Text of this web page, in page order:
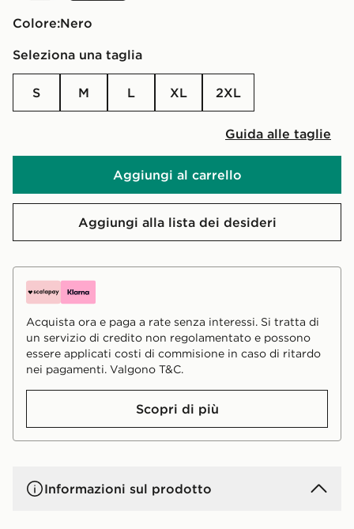
Colore:
nero
Seleziona una taglia
S M L XL 2XL
Guida alle taglie
Aggiungi al carrello
Aggiungi alla lista dei desideri
Acquista ora e paga a rate senza interessi. Si tratta di
un servizio di credito non regolamentato e possono
essere applicati costi di commisione in caso di ritardo
nei pagamenti. Valgono T&C.
Scopri di più
Informazioni sul prodotto